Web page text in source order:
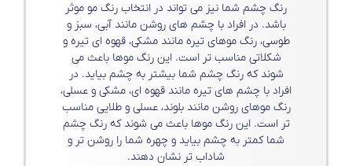
رنگ چشم شما نیز می تواند در انتخاب رنگ مو موثر
باشد. در افراد با چشم های روشن مانند آبی، سبز و
طوسی، رنگ موهای تیره مانند مشکی، قهوه ای تیره و
شکلاتی مناسب تر است. این رنگ موها باعث می
شوند که رنگ چشم شما بیشتر به چشم بیاید. در
افراد با چشم های تیره مانند قهوه ای، مشکی و عسلی،
رنگ موهای روشن مانند بلوند، عسلی و طلایی مناسب
تر است. این رنگ موها باعث می شوند که رنگ چشم
شما کمتر به چشم بیاید و چهره شما را روشن تر و
شاداب تر نشان دهند.